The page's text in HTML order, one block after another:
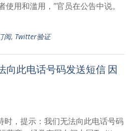
用和滥用，”官员在公告中说。
阅, Twitter验证
向此电话号码发送短信 因
时，提示：我们无法向此电话号码